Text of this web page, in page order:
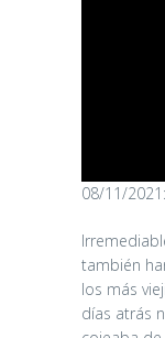
08/11/2021:
también
los más
días atrás